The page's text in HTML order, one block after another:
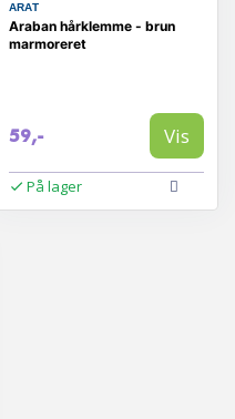
ARAT
Araban hårklemme - brun
marmoreret
59,- Vis
På lager